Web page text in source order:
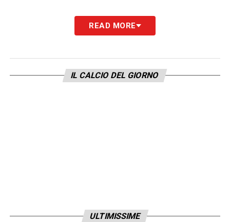
LA PLAYLIST DELLE NOSTRE TOP NEWS
READ MORE
IL CALCIO DEL GIORNO
ULTIMISSIME